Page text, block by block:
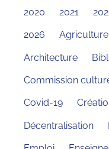
2020 2021
2026 Agriculture
Architecture
Commission
Covid-19
Décentralisation